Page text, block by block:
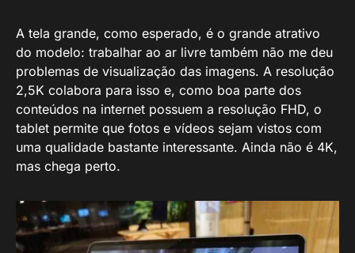
A tela grande, como esperado, é o grande atrativo
do modelo: trabalhar ao ar livre também não me deu
problemas de visualização das imagens. A resolução
2,5K colabora para isso e, como boa parte dos
conteúdos na internet possuem a resolução FHD, o
tablet permite que fotos e vídeos sejam vistos com
uma qualidade bastante interessante. Ainda não é 4K,
mas chega perto.